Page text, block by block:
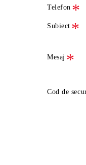
Telefon
Subiect
Mesaj
Cod de